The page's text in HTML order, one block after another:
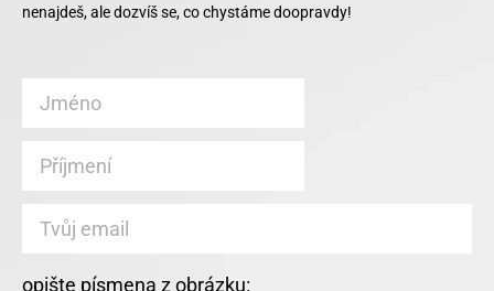
nenajdeš, ale dozvíš se, co chystáme doopravdy!
opište písmena z obrázku: